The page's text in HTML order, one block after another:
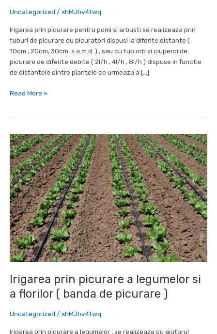
Uncategorized / xhMJhv4twq
Irigarea prin picurare pentru pomi si arbusti se realizeaza prin
tuburi de picurare cu picuratori dispusi la diferite distante (
10cm , 20cm, 30cm, s.a.m.d. ) , sau cu tub orb si ciuperci de
picurare de diferite debite ( 2l/h , 4l/h , 8l/h ) dispuse in functie
de distantele dintre plantele ce urmeaza a […]
Irigare
pomi
si
arbusti
ornamentali
(
tub
de
picurare
)
Read More »
Irigarea prin picurare a legumelor si
a florilor ( banda de picurare )
Uncategorized / xhMJhv4twq
Irigarea prin picurare a legumelor , se realizeaza cu ajutorul